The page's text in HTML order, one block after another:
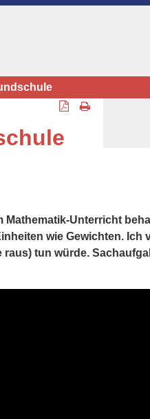
Unterricht
wie Gewichten. Ich
tun würde.